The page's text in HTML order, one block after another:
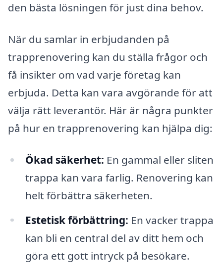
den bästa lösningen för just dina behov.
När du samlar in erbjudanden på
trapprenovering kan du ställa frågor och
få insikter om vad varje företag kan
erbjuda. Detta kan vara avgörande för att
välja rätt leverantör. Här är några punkter
på hur en trapprenovering kan hjälpa dig:
Ökad säkerhet: En gammal eller sliten
trappa kan vara farlig. Renovering kan
helt förbättra säkerheten.
Estetisk förbättring: En vacker trappa
kan bli en central del av ditt hem och
göra ett gott intryck på besökare.